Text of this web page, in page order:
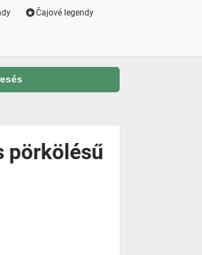
Čajové legendy
pörkölésű